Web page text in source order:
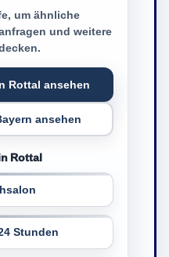
um ähnliche
und weitere
Rottal ansehen
ansehen
Rottal
Stunden